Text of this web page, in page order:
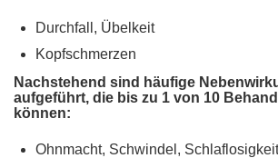
Durchfall, Übelkeit
Kopfschmerzen
Nachstehend sind häufige
aufgeführt, die bis zu 1 von 10
können:
Ohnmacht, Schwindel, Schlaflosigkeit